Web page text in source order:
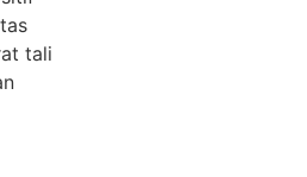
tali